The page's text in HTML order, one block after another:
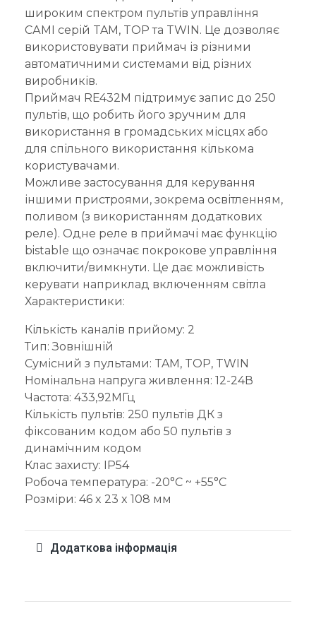
широким спектром пультів управління
САМІ серій TAM, TOP та TWIN. Це дозволяє
використовувати приймач із різними
автоматичними системами від різних
виробників.
Приймач RE432M підтримує запис до 250
пультів, що робить його зручним для
використання в громадських місцях або
для спільного використання кількома
користувачами.
Можливе застосування для керування
іншими пристроями, зокрема освітленням,
поливом (з використанням додаткових
реле). Одне реле в приймачі має функцію
bistable що означає покрокове управління
включити/вимкнути. Це дає можливість
керувати наприклад включенням світла
Характеристики:
Кількість каналів прийому: 2
Тип: Зовнішній
Сумісний з пультами: TAM, TOP, TWIN
Номінальна напруга живлення: 12-24В
Частота: 433,92МГц
Кількість пультів: 250 пультів ДК з
фіксованим кодом або 50 пультів з
динамічним кодом
Клас захисту: IP54
Робоча температура: -20°C ~ +55°C
Розміри: 46 x 23 x 108 мм
Додаткова інформація